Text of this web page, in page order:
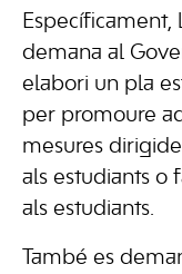
Específicament,
demana al
elabori un pla
per promoure
mesures
als estudiants o
als estudiants.
També es